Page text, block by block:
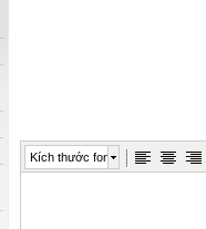
Kích thước font